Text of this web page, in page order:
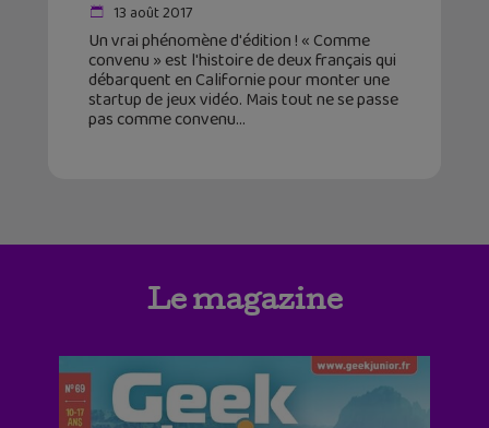
13 août 2017
Un vrai phénomène d'édition ! « Comme
convenu » est l'histoire de deux français qui
débarquent en Californie pour monter une
startup de jeux vidéo. Mais tout ne se passe
pas comme convenu
Le magazine